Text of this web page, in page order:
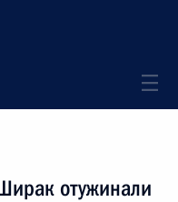
отужинали